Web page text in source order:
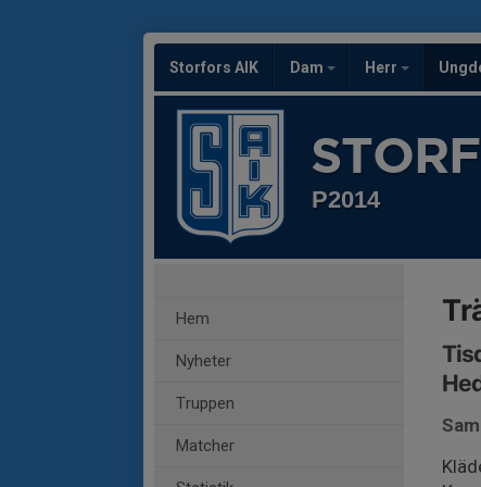
Storfors AIK Dam Herr
P2014
Hem
Nyheter
Truppen
Matcher